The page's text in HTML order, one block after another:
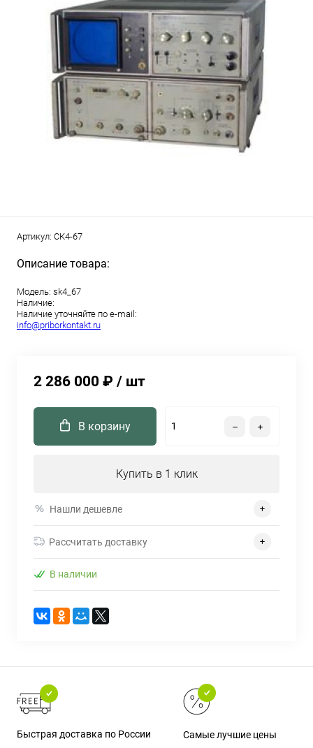
Артикул: СК4-67
Описание товара:
Модель: sk4_67
Наличие:
Наличие уточняйте по e-mail:
info@priborkontakt.ru
2 286 000 ₽ / шт
В корзину
Купить в 1 клик
Нашли дешевле
Рассчитать доставку
В наличии
Быстрая доставка по России Самые лучшие цены